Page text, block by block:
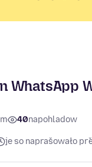
WhatsApp
40napohladow
je so naprašowało